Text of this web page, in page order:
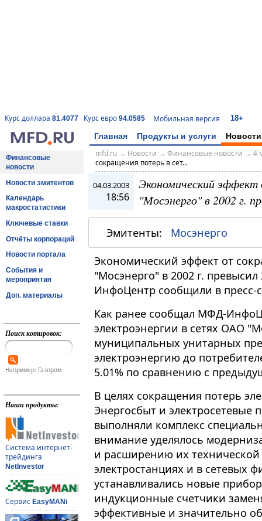
Курс доллара 81.4077 Курс евро 94.0585 Мобильная версия 18+
Главная Продукты и услуги Новости
Финансовые
новости
Новости эмитентов
Календарь
макростатистики
Ключевые ставки
Отчёты корпораций
Новости портала
События и
мероприятия
Доп. материалы
Поиск котировок:
Например: Газпром
Наши продукты:
Система интернет-
трейдинга
NetInvestor
Сервис EasyMANi
mfd.ru→ Новости → Финансовые новости → 4
сокращения потерь в сет...
04.03.2003
18:56
Экономический
"Мосэнерго" в 2002 г.
Эмитенты: Мосэнерго
Экономический эффект от
"Мосэнерго" в 2002 г.
ИнфоЦентр сообщили в пресс-
Как ранее сообщал МФД-
электроэнергии в сетях ОАО
муниципальных унитарных
электроэнергию до
5.01% по сравнению с
В целях сокращения потерь
Энергосбыт и
выполняли комплекс
внимание уделялось
и расширению их
электростанциях и в сетевых
устанавливались новые
индукционные счетчики
эффективные и значительно